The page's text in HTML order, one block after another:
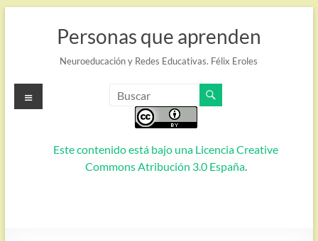
Personas que aprenden
Neuroeducación y Redes Educativas. Félix Eroles
Este contenido está bajo una Licencia Creative
Commons Atribución 3.0 España.
Menú